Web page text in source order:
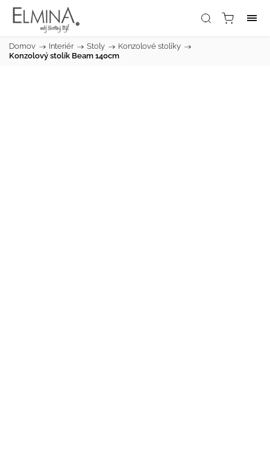
Domov / Interiér / Stoly / Konzolové stolíky /
Konzolový stolík Beam 140cm